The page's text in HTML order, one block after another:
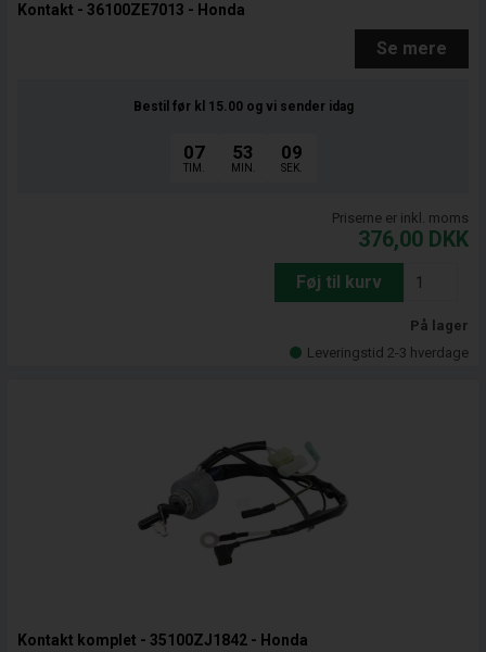
Kontakt - 36100ZE7013 - Honda
Se mere
Bestil før kl 15.00 og vi sender idag
07
TIM.
53
MIN.
08
SEK.
Priserne er inkl. moms
376,00 DKK
Føj til kurv
På lager
Leveringstid 2-3 hverdage
Kontakt komplet - 35100ZJ1842 - Honda